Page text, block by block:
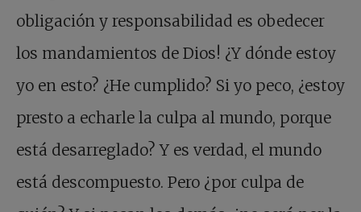
obligación y responsabilidad es obedecer
los mandamientos de Dios! ¿Y dónde estoy
yo en esto? ¿He cumplido? Si yo peco, ¿estoy
presto a echarle la culpa al mundo, porque
está desarreglado? Y es verdad, el mundo
está descompuesto. Pero ¿por culpa de